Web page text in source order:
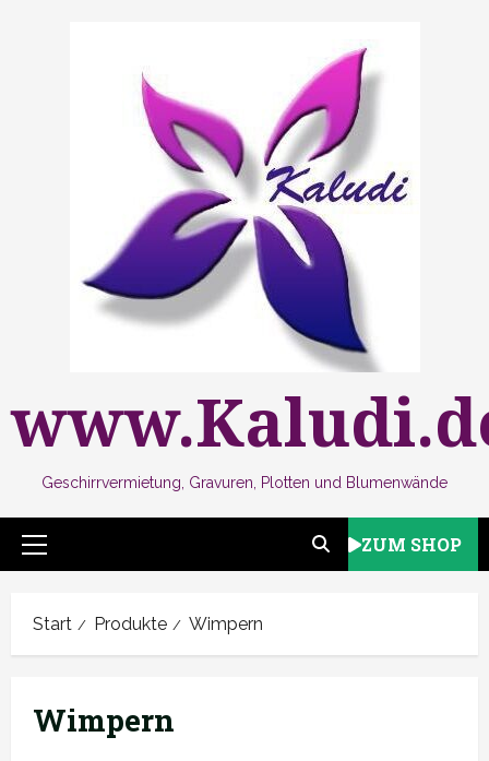
Geschirrvermietung, Gravuren, Plotten und Blumenwände
Primäres
ZUM SHOP
Start Produkte Wimpern
Wimpern